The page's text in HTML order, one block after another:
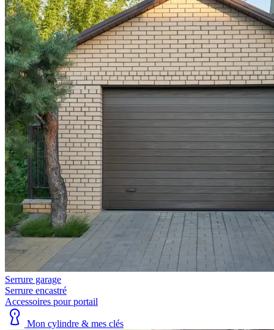
Serrure garage
Serrure encastré
Accessoires pour portail
Mon cylindre & mes clés